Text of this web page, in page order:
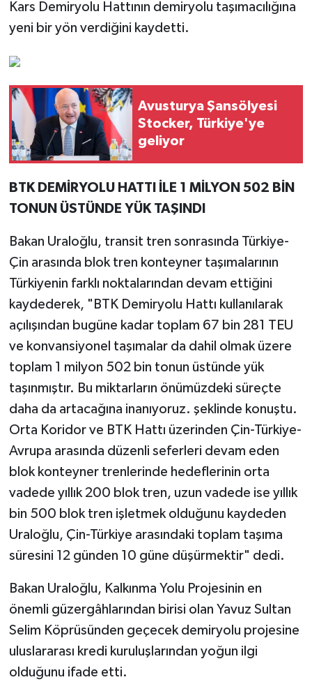
Kars Demiryolu Hattının demiryolu taşımacılığına
yeni bir yön verdiğini kaydetti.
Avusturya Şansölyesi
Stocker, Türkiye'ye
geliyor
BTK DEMİRYOLU HATTI İLE 1 MİLYON 502 BİN
TONUN ÜSTÜNDE YÜK TAŞINDI
Bakan Uraloğlu, transit tren sonrasında Türkiye-
Çin arasında blok tren konteyner taşımalarının
Türkiyenin farklı noktalarından devam ettiğini
kaydederek, "BTK Demiryolu Hattı kullanılarak
açılışından bugüne kadar toplam 67 bin 281 TEU
ve konvansiyonel taşımalar da dahil olmak üzere
toplam 1 milyon 502 bin tonun üstünde yük
taşınmıştır. Bu miktarların önümüzdeki süreçte
daha da artacağına inanıyoruz. şeklinde konuştu.
Orta Koridor ve BTK Hattı üzerinden Çin-Türkiye-
Avrupa arasında düzenli seferleri devam eden
blok konteyner trenlerinde hedeflerinin orta
vadede yıllık 200 blok tren, uzun vadede ise yıllık
bin 500 blok tren işletmek olduğunu kaydeden
Uraloğlu, Çin-Türkiye arasındaki toplam taşıma
süresini 12 günden 10 güne düşürmektir" dedi.
Bakan Uraloğlu, Kalkınma Yolu Projesinin en
önemli güzergâhlarından birisi olan Yavuz Sultan
Selim Köprüsünden geçecek demiryolu projesine
uluslararası kredi kuruluşlarından yoğun ilgi
olduğunu ifade etti.